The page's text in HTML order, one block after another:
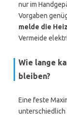
nur im
Vorgaben
melde die
Vermeide
Wie lange
bleiben?
Eine feste
unterschiedlich